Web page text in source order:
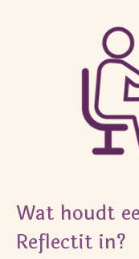
Wat houdt
Reflectit in?